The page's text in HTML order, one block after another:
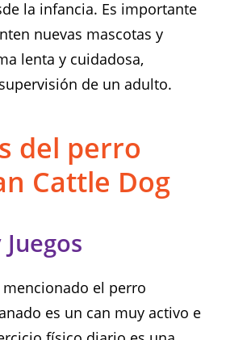
la infancia. Es importante
nuevas mascotas y
lenta y cuidadosa,
de un adulto.
del perro
Cattle Dog
el perro
es un can muy activo e